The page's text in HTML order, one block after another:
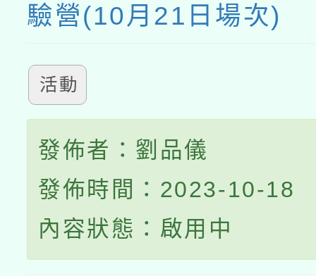
驗營(10月21日場次)
活動
發佈者：劉品儀
發佈時間：2023-10-18
內容狀態：啟用中